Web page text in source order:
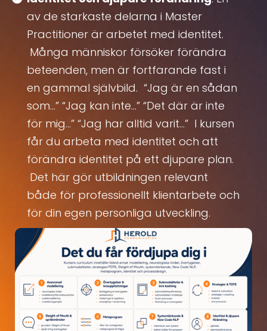
av de starkaste delarna i Master
Practitioner är arbetet med identitet.
Många människor försöker förändra
beteenden, men är fortfarande fast i
en gammal självbild. “Jag är en sådan
som…” “Jag kan inte…” “Det där är inte
för mig…” “Jag har alltid varit…” I kursen
får du arbeta med identitet och att
förändra identitet på ett djupare plan.
Det här gör utbildningen relevant
både för professionellt klientarbete och
för din egen personliga utveckling.